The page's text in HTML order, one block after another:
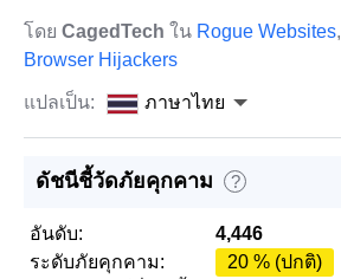
โดย CagedTech ใน Rogue Websites,
Browser Hijackers
แปลเป็น: ภาษาไทย
ดัชนีชี้วัดภัยคุกคาม ?
อันดับ:
4,446
ระดับภัยคุกคาม:
20 % (ปกติ)